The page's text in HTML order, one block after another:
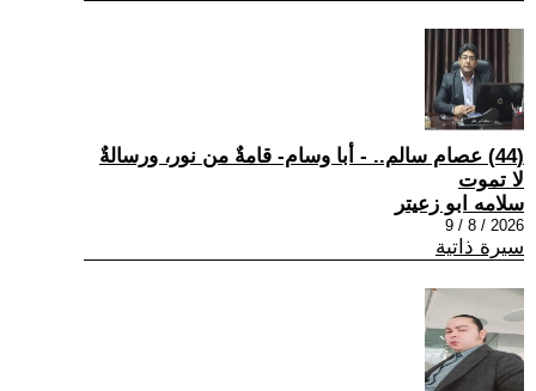
(44) عصام سالم.. - أبا وسام- قامةٌ من نور، ورسالةٌ
لا تموت
سلامه ابو زعيتر
2026 / 8 / 9
سيرة ذاتية